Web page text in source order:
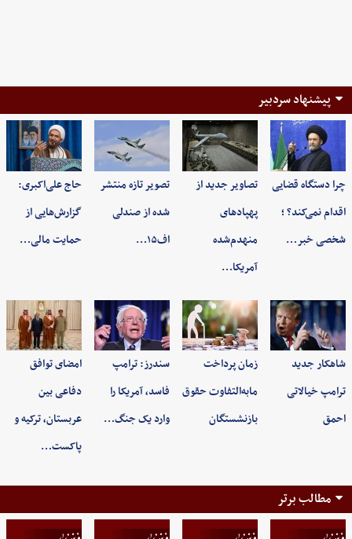
پیشنهاد سردبیر
چرا دستگاه قضایی
اقدام نمی‌کند؟ ؛
شخصی خبر…
تصاویر جدید از
پهپادهای
منهدم‌شده
آمریکا…
تصویر تازه منتشر
شده از صندلی
اف۱۵…
حاج علی‌اکبری:
گزارش‌هایی از
حمایت مالی…
شاهکار جدید
ترامپ خیالاتی
احمق
زمان پرداخت
مابه‌التفاوت حقوق
بازنشستگان
سندرز: ترامپ
فاسد، آمریکا را
وارد یک جنگ…
امضای توافق
دفاعی بین
عربستان، ترکیه و
پاکست…
مطالب برتر